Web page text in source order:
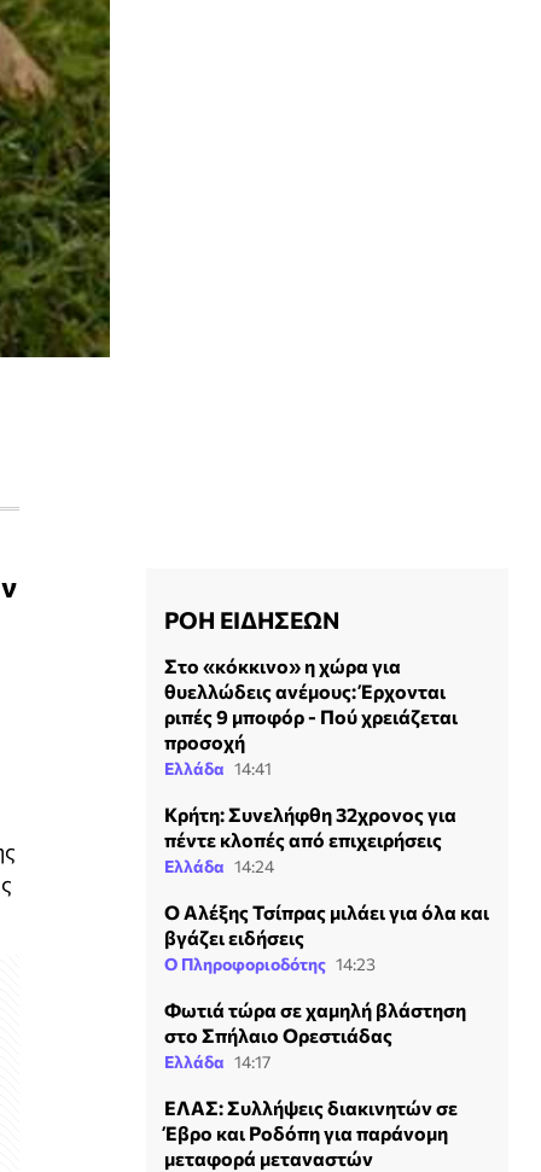
ΡΟΗ ΕΙΔΗΣΕΩΝ
Στο «κόκκινο» η χώρα για
θυελλώδεις ανέμους: Έρχονται
ριπές 9 μποφόρ - Πού χρειάζεται
προσοχή
Ελλάδα 14:41
Κρήτη: Συνελήφθη 32χρονος για
πέντε κλοπές από επιχειρήσεις
Ελλάδα 14:24
Ο Αλέξης Τσίπρας μιλάει για όλα και
βγάζει ειδήσεις
Ο Πληροφοριοδότης 14:23
Φωτιά τώρα σε χαμηλή βλάστηση
στο Σπήλαιο Ορεστιάδας
Ελλάδα 14:17
ΕΛΑΣ: Συλλήψεις διακινητών σε
Έβρο και Ροδόπη για παράνομη
μεταφορά μεταναστών